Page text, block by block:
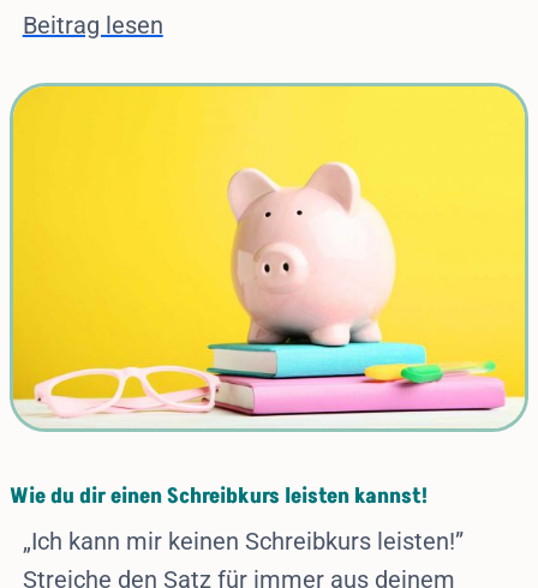
Beitrag lesen
Wie du dir einen Schreibkurs leisten kannst!
„Ich kann mir keinen Schreibkurs leisten!”
Streiche den Satz für immer aus deinem